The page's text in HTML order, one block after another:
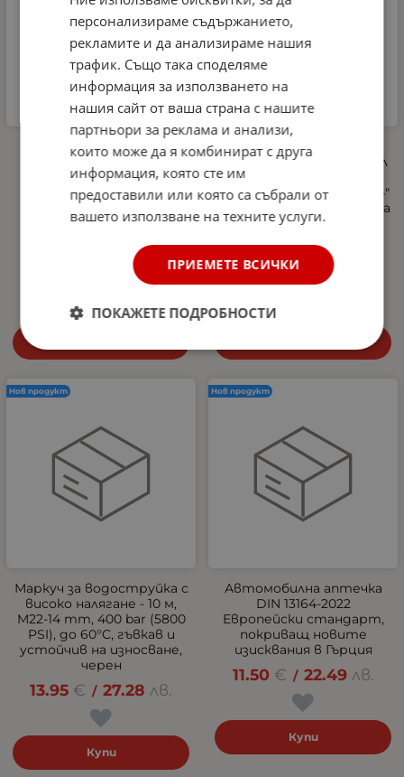
Автомобилна аптечка
DIN 13164-2022 +
светлоотразителна
жилетка и авариен
триъгълник –
Европейски стандарт,
изисквания в Гърция
52.81
Професионална
пянообразуваща дюза 1 л
за водоструйка, Foam
Cannon, Quick Connect 1/4"
- регулиране на струята
и концентрацията на
комплекта
20.13
Маркуч за водоструйка с
високо налягане - 10 м,
M22-14 mm, 400 bar (5800
PSI), до 60°C, гъвкав и
устойчив на износване,
черен
13.95 € / 27.28 лв.
Купи
Нов продукт
Автомобилна аптечка
DIN 13164-2022
Европейски стандарт,
покриващ новите
изисквания в Гърция
11.50 € / 22.49 лв.
Купи
Нов продукт
персонализираме съдържанието,
рекламите и да анализираме нашия
трафик. Също така споделяме
информация за използването на
нашия сайт от ваша страна с нашите
партньори за реклама и анализи,
които може да я комбинират с друга
информация, която сте им
предоставили или която са събрали от
вашето използване на техните услуги.
ПРИЕМЕТЕ ВСИЧКИ
ПОКАЖЕТЕ ПОДРОБНОСТИ